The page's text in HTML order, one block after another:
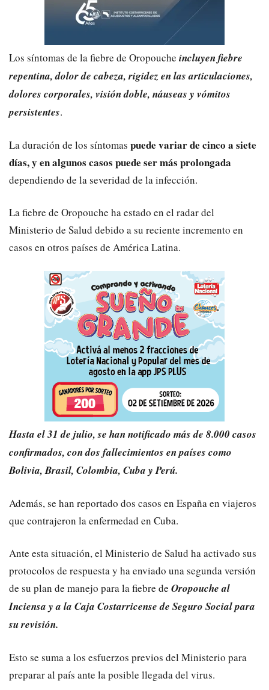
Los síntomas de la fiebre de Oropouche incluyen fiebre
repentina, dolor de cabeza, rigidez en las articulaciones,
dolores corporales, visión doble, náuseas y vómitos
persistentes.
La duración de los síntomas puede variar de cinco a siete
días, y en algunos casos puede ser más prolongada
dependiendo de la severidad de la infección.
La fiebre de Oropouche ha estado en el radar del
Ministerio de Salud debido a su reciente incremento en
casos en otros países de América Latina.
Hasta el 31 de julio, se han notificado más de 8.000 casos
confirmados, con dos fallecimientos en países como
Bolivia, Brasil, Colombia, Cuba y Perú.
Además, se han reportado dos casos en España en viajeros
que contrajeron la enfermedad en Cuba.
Ante esta situación, el Ministerio de Salud ha activado sus
protocolos de respuesta y ha enviado una segunda versión
de su plan de manejo para la fiebre de Oropouche al
Inciensa y a la Caja Costarricense de Seguro Social para
su revisión.
Esto se suma a los esfuerzos previos del Ministerio para
preparar al país ante la posible llegada del virus.